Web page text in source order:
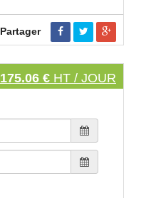
Partager
175.06 € HT / JOUR